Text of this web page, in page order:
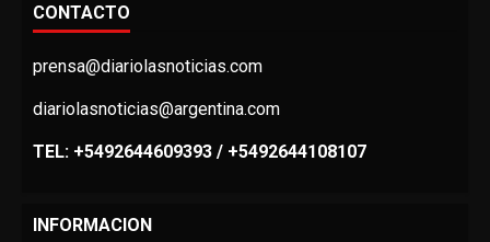
CONTACTO
prensa@diariolasnoticias.com
diariolasnoticias@argentina.com
TEL: +5492644609393 / +5492644108107
INFORMACION